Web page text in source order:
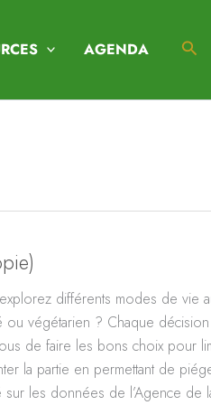
AGENDA
différents modes de vie
ou végétarien ? Chaque
de faire les bons choix pour
la partie en permettant de
sur les données de l’Agence de